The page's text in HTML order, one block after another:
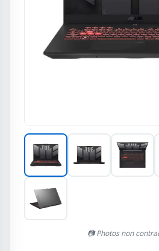
📷 Photos non